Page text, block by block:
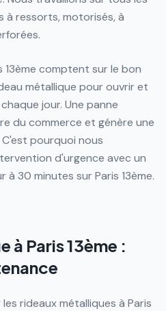
à ressorts, motorisés, à
13ème comptent sur le bon
métallique pour ouvrir et
jour. Une panne
du commerce et génère une
pourquoi nous
d'urgence avec un
30 minutes sur Paris 13ème.
à Paris 13ème :
rideaux métalliques à Paris